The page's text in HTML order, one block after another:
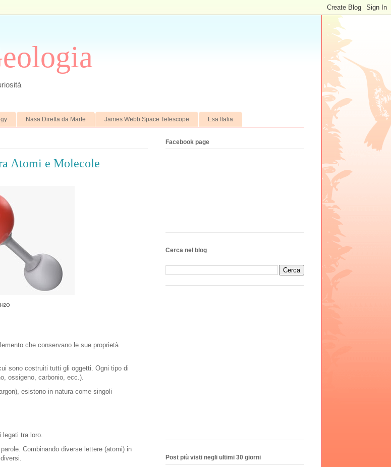
Nasa Diretta da Marte James Webb Space Telescope Esa Italia
Atomi e Molecole
2O
che conservano le sue proprietà
sono costruiti tutti gli oggetti. Ogni tipo di
ossigeno, carbonio, ecc.).
esistono in natura come singoli
legati tra loro.
Combinando diverse lettere (atomi) in
Facebook page
Cerca nel blog
Post più visti negli ultimi 30 giorni